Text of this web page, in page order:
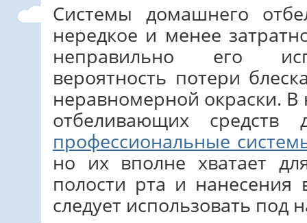
Системы домашнего
нередкое и менее
неправильно его
вероятность потери
неравномерной окраски.
отбеливающих средств
профессиональные
но их вполне хватает
полости рта и
следует использовать под